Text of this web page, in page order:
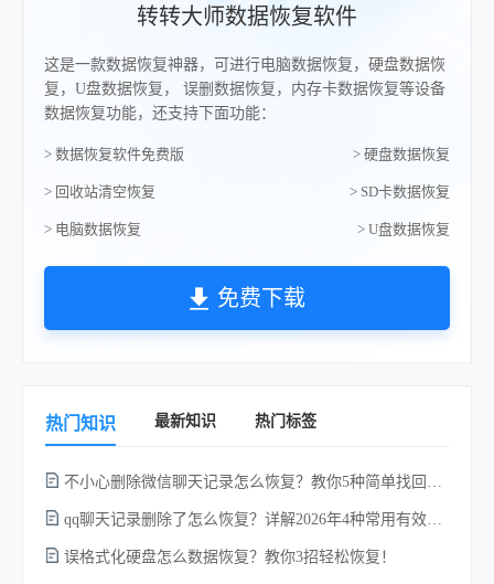
转转大师数据恢复软件
这是一款数据恢复神器，可进行电脑数据恢复，硬盘数据恢
复，U盘数据恢复， 误删数据恢复，内存卡数据恢复等设备
数据恢复功能，还支持下面功能：
> 数据恢复软件免费版 > 硬盘数据恢复
> 回收站清空恢复 > SD卡数据恢复
> 电脑数据恢复 > U盘数据恢复
免费下载
热门知识 最新知识 热门标签
不小心删除微信聊天记录怎么恢复？教你5种简单找回的方法！
qq聊天记录删除了怎么恢复？详解2026年4种常用有效的方法（支持.db数据库提取）
误格式化硬盘怎么数据恢复？教你3招轻松恢复！